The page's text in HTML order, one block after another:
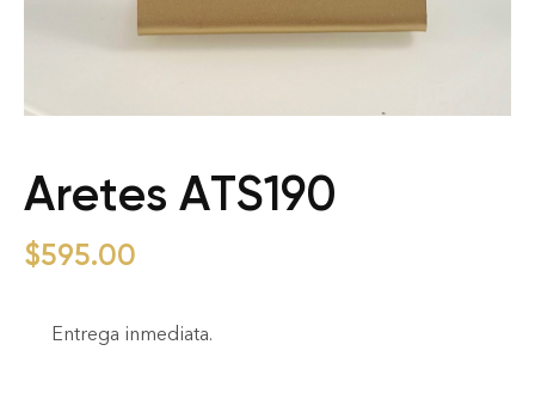
Aretes ATS190
$595.00
Entrega inmediata.